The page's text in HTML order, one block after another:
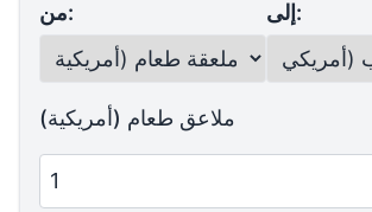
من: إلى:
ملاعق طعام (أمريكية)